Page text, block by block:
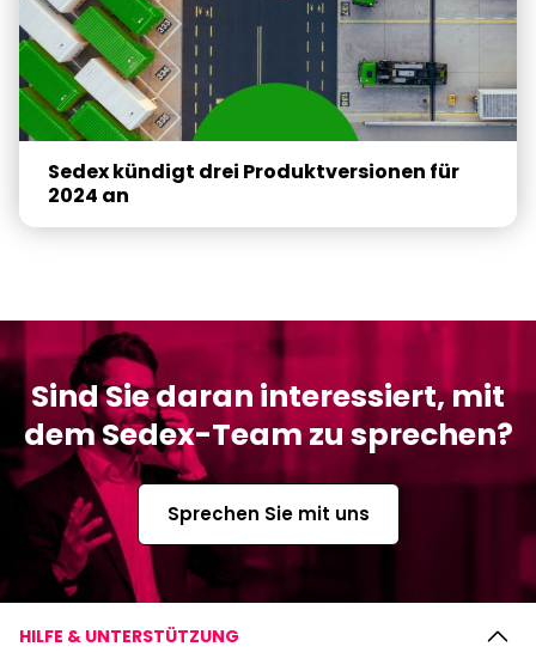
Sedex kündigt drei Produktversionen für
2024 an
Sind Sie daran interessiert, mit
dem Sedex-Team zu sprechen?
Sprechen Sie mit uns
HILFE & UNTERSTÜTZUNG